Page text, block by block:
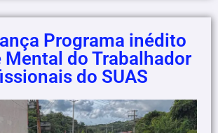
Programa inédito
Mental do Trabalhador
do SUAS